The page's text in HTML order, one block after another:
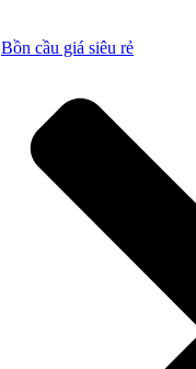
Bồn cầu giá siêu rẻ